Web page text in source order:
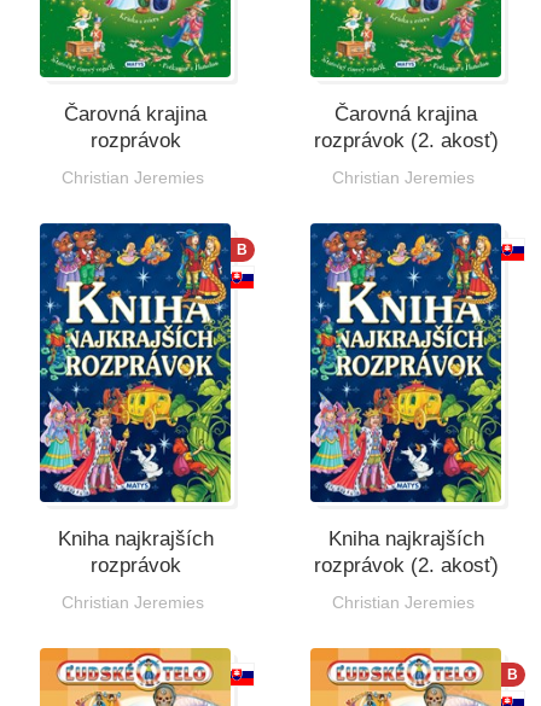
Čarovná krajina
rozprávok
Christian Jeremies
Čarovná krajina
rozprávok (2. akosť)
Christian Jeremies
B
Kniha najkrajších
rozprávok
Christian Jeremies
Kniha najkrajších
rozprávok (2. akosť)
Christian Jeremies
B